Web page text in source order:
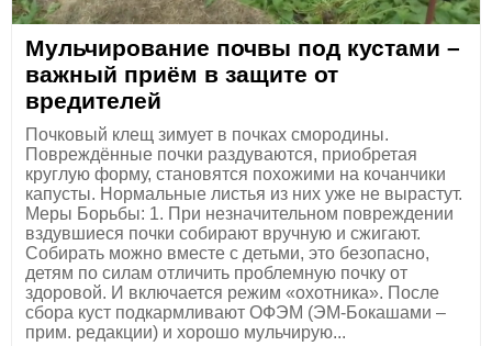
Мульчирование почвы под кустами –
важный приём в защите от
вредителей
Почковый клещ зимует в почках смородины.
Повреждённые почки раздуваются, приобретая
круглую форму, становятся похожими на кочанчики
капусты. Нормальные листья из них уже не вырастут.
Меры Борьбы: 1. При незначительном повреждении
вздувшиеся почки собирают вручную и сжигают.
Собирать можно вместе с детьми, это безопасно,
детям по силам отличить проблемную почку от
здоровой. И включается режим «охотника». После
сбора куст подкармливают ОФЭМ (ЭМ-Бокашами –
прим. редакции) и хорошо мульчирую...